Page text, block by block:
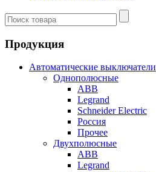
Продукция
Автоматические выключатели
Однополюсные
ABB
Legrand
Schneider Electric
Россия
Прочее
Двухполюсные
ABB
Legrand